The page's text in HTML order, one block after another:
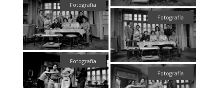
Fotografía
Fotografía
Fotografía
Fotografía